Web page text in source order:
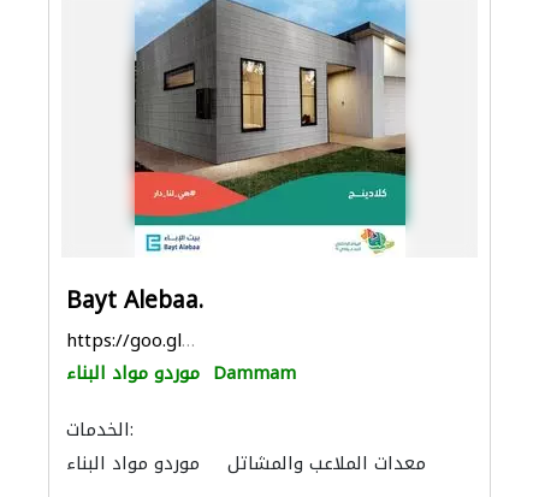
Bayt Alebaa.
https://goo.gl/maps/pX7oojznUVvTGHce7
موردو مواد البناء Dammam
الخدمات:
موردو مواد البناء
معدات الملاعب والمشاتل